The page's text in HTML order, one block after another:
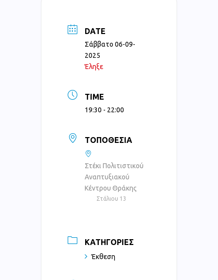
DATE
Σάββατο 06-09-
2025
Έληξε
TIME
19:30 - 22:00
ΤΟΠΟΘΕΣΊΑ
Στέκι Πολιτιστικού
Αναπτυξιακού
Κέντρου Θράκης
Στάλιου 13
ΚΑΤΗΓΟΡΊΕΣ
Έκθεση